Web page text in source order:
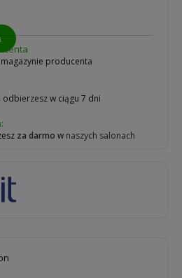
producenta
w ciągu 7 dni
za darmo w naszych salonach